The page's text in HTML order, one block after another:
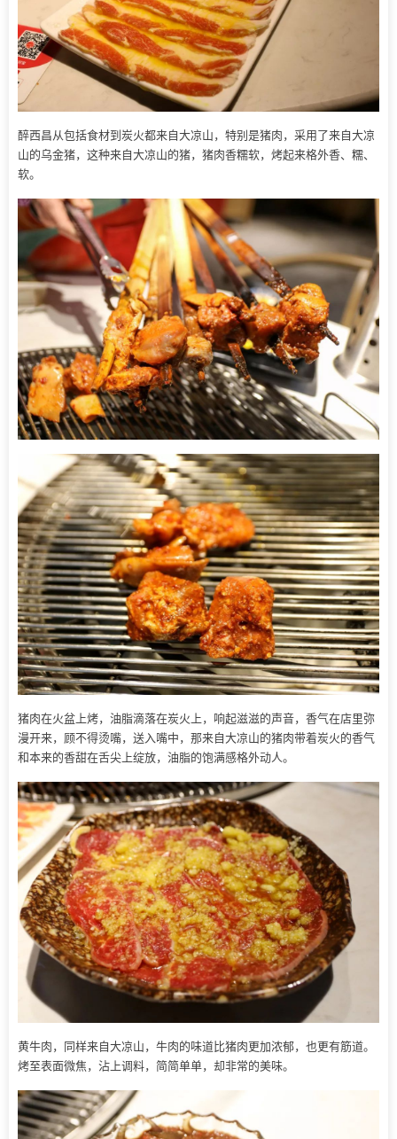
醉西昌从包括食材到炭火都来自大凉山，特别是猪肉，采用了来自大凉
山的乌金猪，这种来自大凉山的猪，猪肉香糯软，烤起来格外香、糯、
软。
猪肉在火盆上烤，油脂滴落在炭火上，响起滋滋的声音，香气在店里弥
漫开来，顾不得烫嘴，送入嘴中，那来自大凉山的猪肉带着炭火的香气
和本来的香甜在舌尖上绽放，油脂的饱满感格外动人。
黄牛肉，同样来自大凉山，牛肉的味道比猪肉更加浓郁，也更有筋道。
烤至表面微焦，沾上调料，简简单单，却非常的美味。